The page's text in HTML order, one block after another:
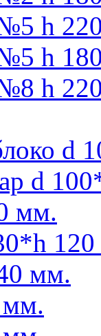
h
h
h
d
d
мм.
мм.